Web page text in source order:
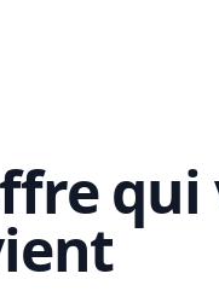
qui